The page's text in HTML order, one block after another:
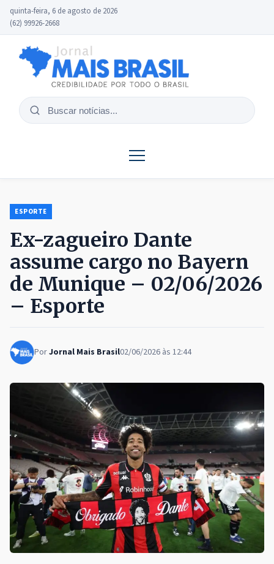
quinta-feira, 6 de agosto de 2026
(62) 99926-2668
Buscar
ESPORTE
Ex-zagueiro Dante
assume cargo no Bayern
de Munique – 02/06/2026
– Esporte
PorJornal Mais Brasil02/06/2026 às 12:44